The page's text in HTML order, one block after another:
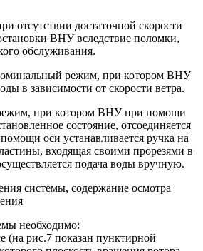
отсутствии достаточной скорости
ВНУвследствие поломки,
обслуживания.
режим, при котором ВНУ
в зависимости от скорости ветра.
при котором ВНУпри помощи
состояние, отсоединяется
оси устанавливается ручка на
входящая своими прорезями в
подача воды вручную.
системы, содержание осмотра
необходимо:
(на рис.7 показан пунктирной